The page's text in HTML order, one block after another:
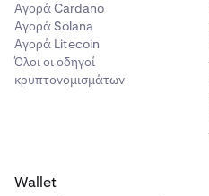
Αγορά Cardano
Αγορά Solana
Αγορά Litecoin
Όλοι οι οδηγοί
κρυπτονομισμάτων
Wallet